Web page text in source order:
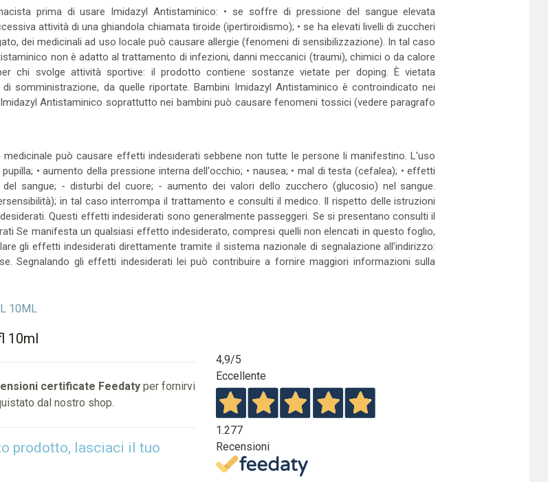
prima di usare Imidazyl Antistaminico: • se soffre di pressione del sangue elevata
attività di una ghiandola chiamata tiroide (ipertiroidismo); • se ha elevati livelli di zuccheri
dei medicinali ad uso locale può causare allergie (fenomeni di sensibilizzazione). In tal caso
non è adatto al trattamento di infezioni, danni meccanici (traumi), chimici o da calore
chi svolge attività sportive: il prodotto contiene sostanze vietate per doping. È vietata
somministrazione, da quelle riportate. Bambini Imidazyl Antistaminico è controindicato nei
Antistaminico soprattutto nei bambini può causare fenomeni tossici (vedere paragrafo
può causare effetti indesiderati sebbene non tutte le persone li manifestino. L'uso
• aumento della pressione interna dell'occhio; • nausea; • mal di testa (cefalea); • effetti
sangue; - disturbi del cuore; - aumento dei valori dello zucchero (glucosio) nel sangue.
in tal caso interrompa il trattamento e consulti il medico. Il rispetto delle istruzioni
Questi effetti indesiderati sono generalmente passeggeri. Se si presentano consulti il
Se manifesta un qualsiasi effetto indesiderato, compresi quelli non elencati in questo foglio,
gli effetti indesiderati direttamente tramite il sistema nazionale di segnalazione all’indirizzo:
Segnalando gli effetti indesiderati lei può contribuire a fornire maggiori informazioni sulla
10ML
10ml
certificate Feedatyper fornirvi
dal nostro shop.
prodotto, lasciaci il tuo
4,9/5
Eccellente
1.277
Recensioni